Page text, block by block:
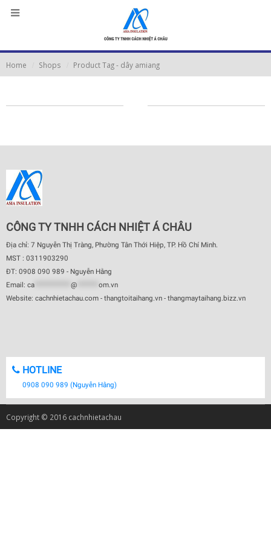
Home Shops Product Tag - dây amiang
CÔNG TY TNHH CÁCH NHIỆT Á CHÂU
Địa chỉ: 7 Nguyễn Thị Tràng, Phường Tân Thới Hiệp, TP. Hồ Chí Minh.
MST : 0311903290
ĐT: 0908 090 989 - Nguyễn Hằng
Email: ca @
om.vn
Website: cachnhietachau.com - thangtoitaihang.vn - thangmaytaihang.bizz.vn
HOTLINE
0908 090 989 (Nguyễn Hằng)
Copyright © 2016 cachnhietachau